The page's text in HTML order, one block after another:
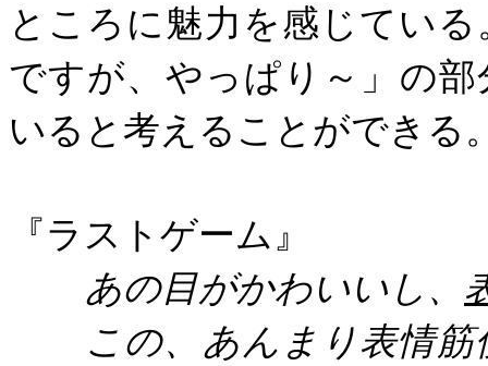
ところに魅力を感じてい
ですが、やっぱり～」の
いると考えることができる
『ラストゲーム』
あの目がかわいいし、
この、あんまり表情